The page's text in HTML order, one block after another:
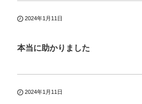
2024年1月11日
本当に助かりました
2024年1月11日